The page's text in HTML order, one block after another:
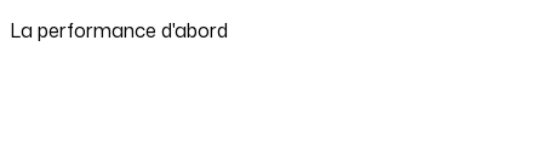
La performance d'abord